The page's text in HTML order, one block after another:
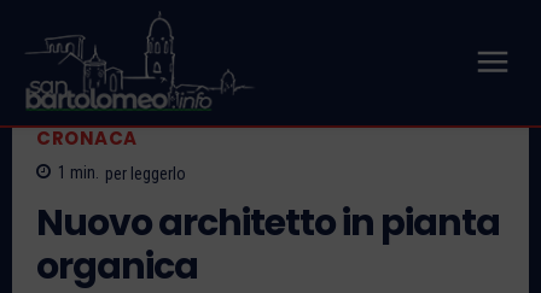
CRONACA
1 min. per leggerlo
Nuovo architetto in pianta
organica